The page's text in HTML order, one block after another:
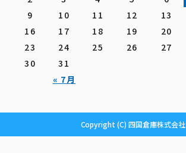
« 7月
9
10 11 12 13
16
17 18 19 20
23
24 25 26 27
30
31
Copyright (C) 四国倉庫株式会社